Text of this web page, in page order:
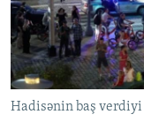
Hadisənin baş verdiyi